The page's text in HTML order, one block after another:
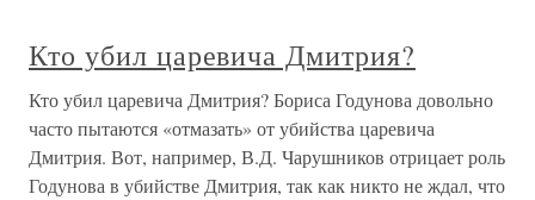
Кто убил царевича Дмитрия?
Кто убил царевича Дмитрия? Бориса Годунова довольно
часто пытаются «отмазать» от убийства царевича
Дмитрия. Вот, например, В.Д. Чарушников отрицает роль
Годунова в убийстве Дмитрия, так как никто не ждал, что